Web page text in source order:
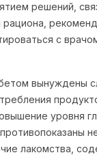
решений,
с
вынуждены
уровня
лакомства,